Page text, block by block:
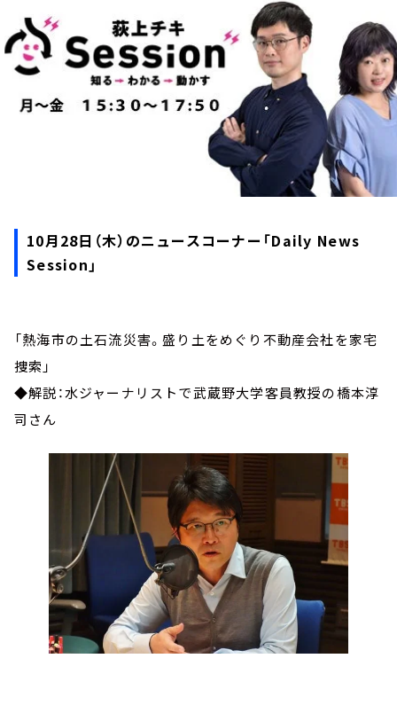
10月28日（木）のニュースコーナー「Daily News
Session」
「熱海市の土石流災害。盛り土をめぐり不動産会社を家宅
捜索」
◆解説：水ジャーナリストで武蔵野大学客員教授の橋本淳
司さん